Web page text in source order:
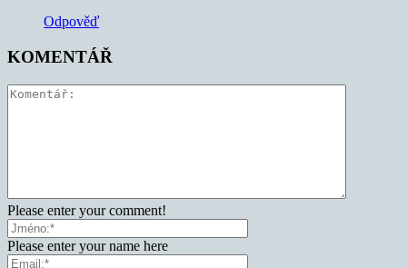
Odpověď
KOMENTÁŘ
Please enter your comment!
Please enter your name here